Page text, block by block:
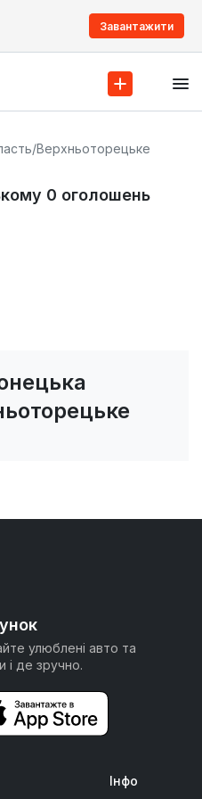
Завантажити
/Верхньоторецьке
0 оголошень
улюблені авто та
і де зручно.
Інфо